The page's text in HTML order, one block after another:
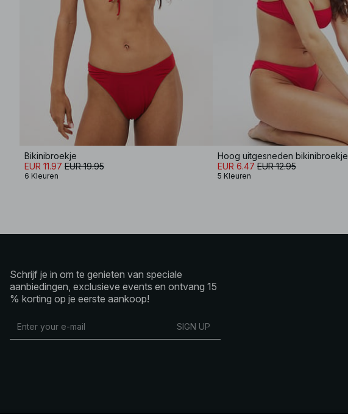
Bikinibroekje
EUR 11.97 EUR 19.95
6 Kleuren
Hoog uitgesneden bikinibroekje
EUR 6.47 EUR 12.95
5 Kleuren
Schrijf je in om te genieten van speciale
aanbiedingen, exclusieve events en ontvang 15
% korting op je eerste aankoop!
SIGN UP